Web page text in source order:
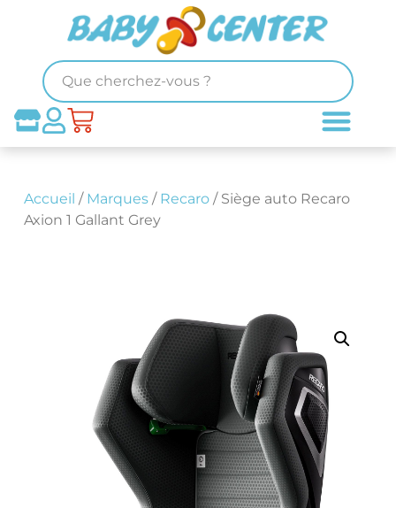
Accueil / Marques/ Recaro/ Siège auto Recaro
Axion 1 Gallant Grey